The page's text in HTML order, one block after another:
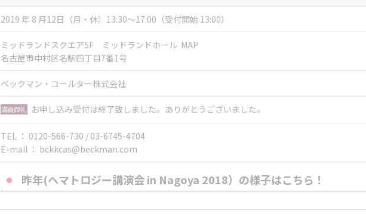
2019 年 8 月12日（月・休）13:30～17:00（受付開始 13:00）
ミッドランドスクエア5F ミッドランドホール MAP
名古屋市中村区名駅四丁目7番1号
ベックマン・コールター株式会社
お申し込み受付は終了致しました。ありがとうございました。
TEL ： 0120-566-730 / 03-6745-4704
E-mail ： bckkcas@beckman.com
昨年(ヘマトロジー講演会 in Nagoya 2018）の様子はこちら！